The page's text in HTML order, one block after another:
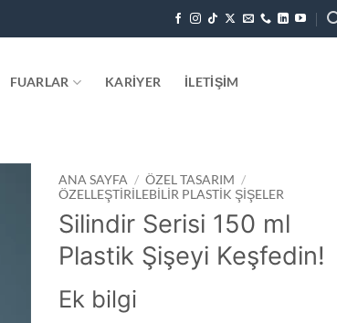
FUARLAR KARIYER İLETIŞIM
ANA SAYFA / ÖZEL TASARIM /
ÖZELLEŞTIRILEBILIR PLASTIK ŞIŞELER
Silindir Serisi 150 ml
Plastik Şişeyi Keşfedin!
Ek bilgi